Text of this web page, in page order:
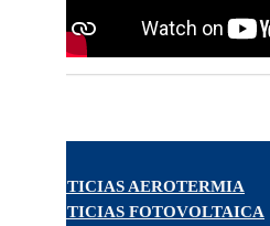
NOTICIAS AEROTERMIA
NOTICIAS FOTOVOLTAICA